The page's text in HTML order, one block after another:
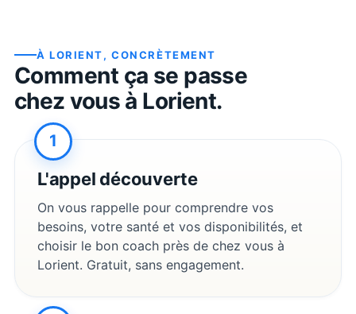
ÀLORIENT, CONCRÈTEMENT
Comment ça se passe
chez vous à Lorient.
1
L'appel découverte
On vous rappelle pour comprendre vos
besoins, votre santé et vos disponibilités, et
choisir le bon coach près de chez vous à
Lorient. Gratuit, sans engagement.